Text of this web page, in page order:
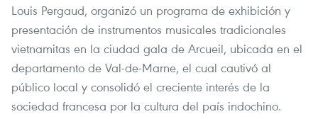
Louis Pergaud, organizó un programa de exhibición y
presentación de instrumentos musicales tradicionales
vietnamitas en la ciudad gala de Arcueil, ubicada en el
departamento de Val-de-Marne, el cual cautivó al
público local y consolidó el creciente interés de la
sociedad francesa por la cultura del país indochino.